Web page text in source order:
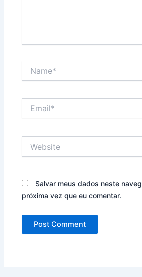
Salvar meus dados neste
próxima vez que eu comentar.